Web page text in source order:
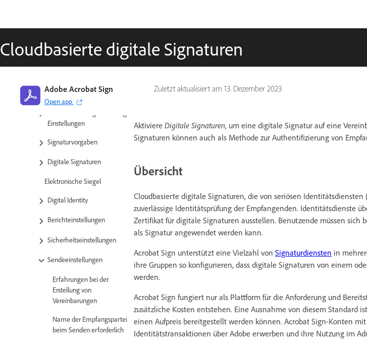
Cloudbasierte digitale Signaturen
Zuletzt aktualisiert am 13. Dezember 2023
Adobe Acrobat Sign
Open app
Konto-/Gruppeneinstellungen
Globale Einstellungen
Einstellungen
Signaturvorgaben
Digitale Signaturen
Elektronische Siegel
Digital Identity
Berichteinstellungen
Sicherheitseinstellungen
Sendeeinstellungen
Erfahrungen bei der
Erstellung von
Vereinbarungen
Name der Empfangspartei
beim Senden erforderlich
Aktiviere Digitale Signaturen, um eine digitale Signatur auf eine
Signaturen können auch als Methode zur Authentifizierung von
Übersicht
Cloudbasierte digitale Signaturen, die von seriösen
zuverlässige Identitätsprüfung der Empfangenden. Identitätsdienste
Zertifikat für digitale Signaturen ausstellen. Benutzende müssen sich
als Signatur angewendet werden kann.
Acrobat Sign unterstützt eine Vielzahl von Signaturdiensten in
ihre Gruppen so konfigurieren, dass digitale Signaturen von einem
werden.
Acrobat Sign fungiert nur als Plattform für die Anforderung und
zusätzliche Kosten entstehen. Eine Ausnahme von diesem Standard
einen Aufpreis bereitgestellt werden können. Acrobat Sign-Konten
Identitätstransaktionen über Adobe erwerben und ihre Nutzung im